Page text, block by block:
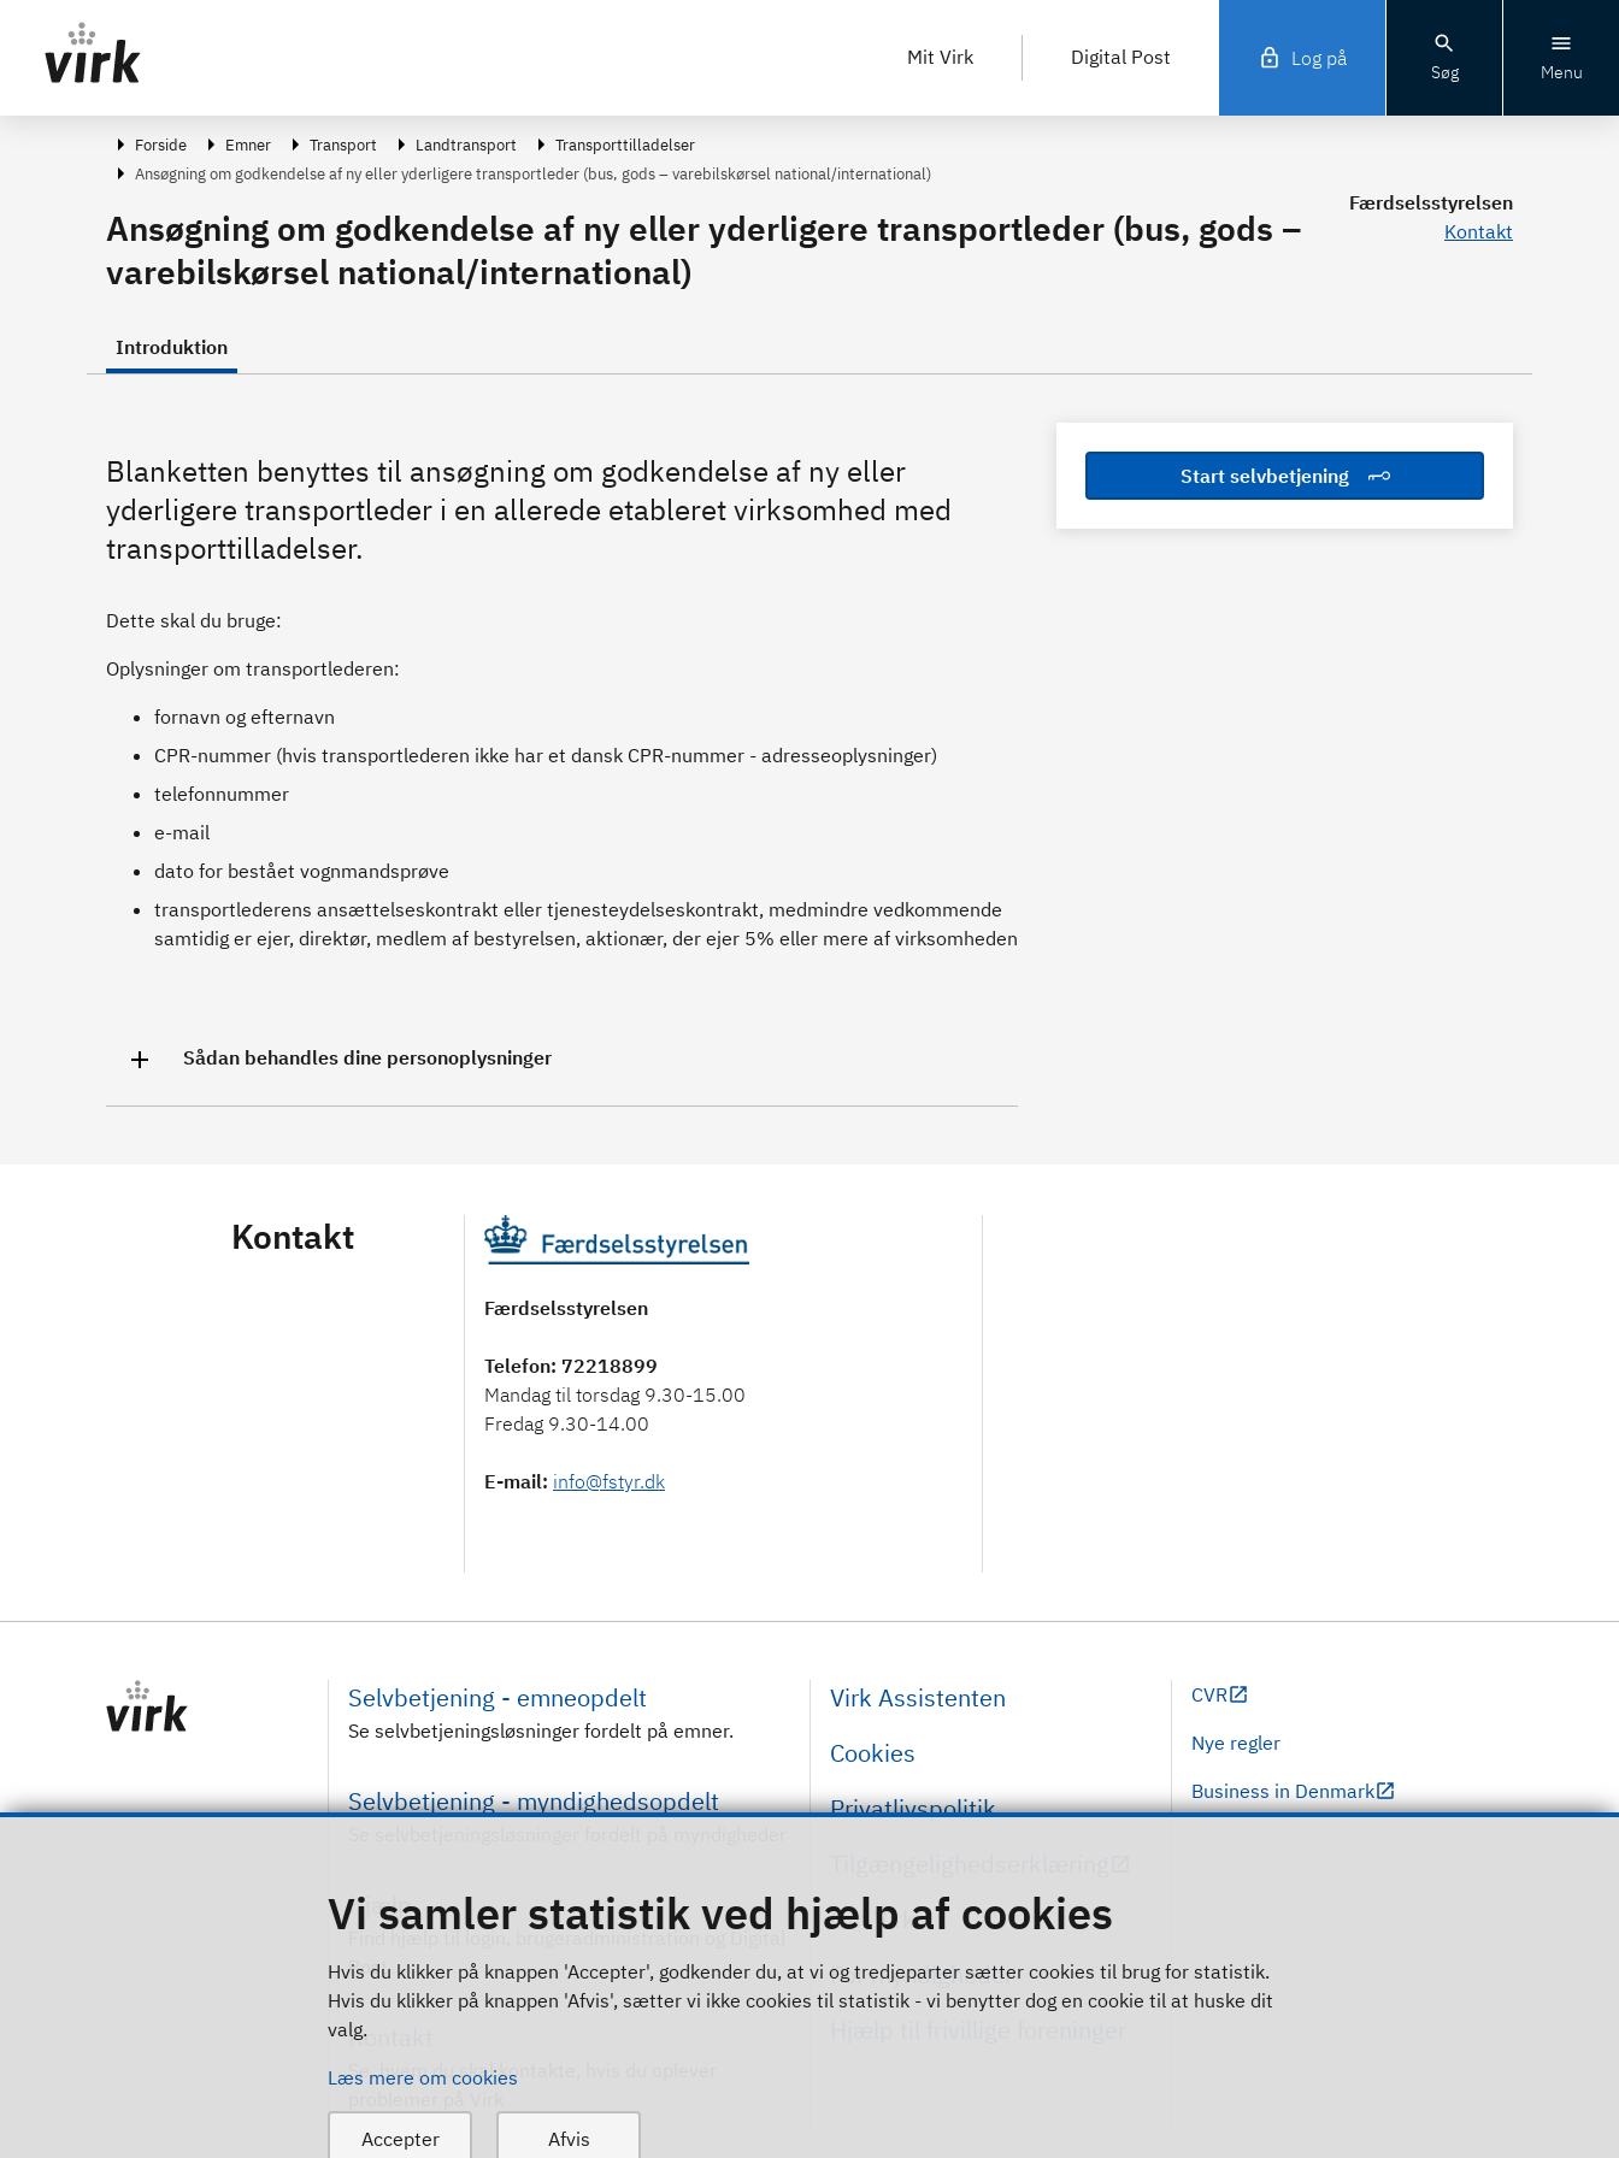
Vi samler statistik ved hjælp af cookies
Hvis du klikker på knappen 'Accepter', godkender du, at vi og tredjeparter sætter cookies til brug for statistik.
Hvis du klikker på knappen 'Afvis', sætter vi ikke cookies til statistik - vi benytter dog en cookie til at huske dit
valg.
Læs mere om cookies
Accepter Afvis
Mit Virk
Digital Post Log på
Søg Menu
Forside Emner Transport Landtransport
Transporttilladelser
Ansøgning om godkendelse af ny eller yderligere transportleder (bus, gods – varebilskørsel national/international)
Ansøgning om godkendelse af ny eller yderligere transportleder (bus, gods –
varebilskørsel national/international)
Færdselsstyrelsen
Kontakt
Introduktion
Blanketten benyttes til ansøgning om godkendelse af ny eller
yderligere transportleder i en allerede etableret virksomhed med
transporttilladelser.
Dette skal du bruge:
Oplysninger om transportlederen:
fornavn og efternavn
CPR-nummer (hvis transportlederen ikke har et dansk CPR-nummer - adresseoplysninger)
telefonnummer
e-mail
dato for bestået vognmandsprøve
transportlederens ansættelseskontrakt eller tjenesteydelseskontrakt, medmindre vedkommende
samtidig er ejer, direktør, medlem af bestyrelsen, aktionær, der ejer 5% eller mere af virksomheden
Start selvbetjening
Sådan behandles dine personoplysninger
Kontakt
Færdselsstyrelsen
Telefon: 72218899
Mandag til torsdag 9.30-15.00
Fredag 9.30-14.00
E-mail: info@fstyr.dk
Selvbetjening - emneopdelt
Se selvbetjeningsløsninger fordelt på emner.
Selvbetjening - myndighedsopdelt
Hjælp
Find hjælp til login, brugeradministration og Digital
Post
Kontakt
Se, hvem du skal kontakte, hvis du oplever
Virk Assistenten
Cookies
Privatlivspolitik
Om Virk
For myndigheder
CVR
Nye regler
Business in Denmark